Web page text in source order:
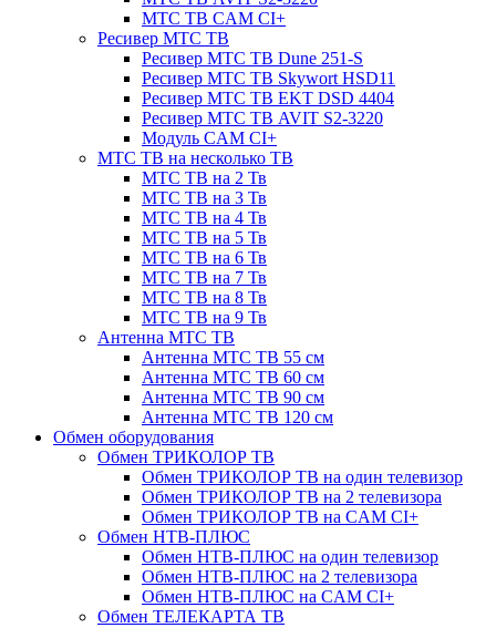
МТС ТВ CAM CI+
Ресивер МТС ТВ
Ресивер МТС ТВ Dune 251-S
Ресивер МТС ТВ Skywort HSD11
Ресивер МТС ТВ EKT DSD 4404
Ресивер МТС ТВ AVIT S2-3220
Модуль CAM CI+
МТС ТВ на несколько ТВ
МТС ТВ на 2 Тв
МТС ТВ на 3 Тв
МТС ТВ на 4 Тв
МТС ТВ на 5 Тв
МТС ТВ на 6 Тв
МТС ТВ на 7 Тв
МТС ТВ на 8 Тв
МТС ТВ на 9 Тв
Антенна МТС ТВ
Антенна МТС ТВ 55 см
Антенна МТС ТВ 60 см
Антенна МТС ТВ 90 см
Антенна МТС ТВ 120 см
Обмен оборудования
Обмен ТРИКОЛОР ТВ
Обмен ТРИКОЛОР ТВ на один телевизор
Обмен ТРИКОЛОР ТВ на 2 телевизора
Обмен ТРИКОЛОР ТВ на CAM CI+
Обмен НТВ-ПЛЮС
Обмен НТВ-ПЛЮС на один телевизор
Обмен НТВ-ПЛЮС на 2 телевизора
Обмен НТВ-ПЛЮС на CAM CI+
Обмен ТЕЛЕКАРТА ТВ